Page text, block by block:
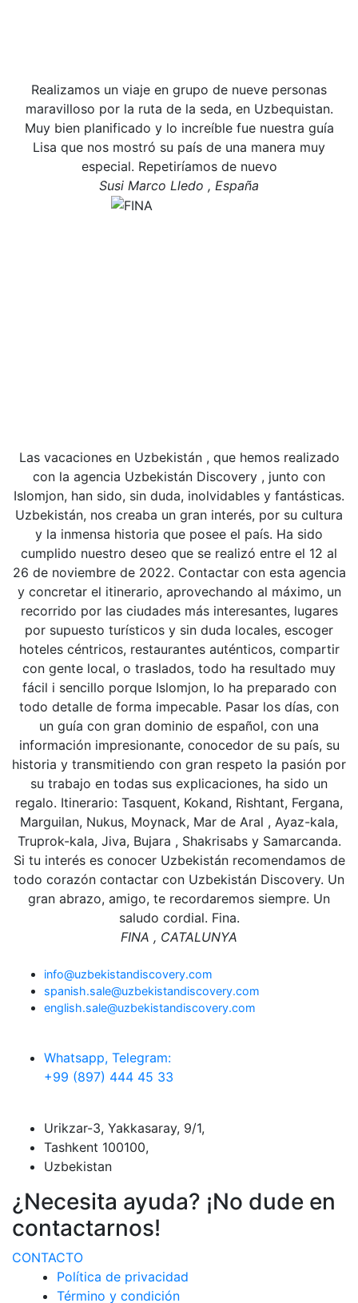
Realizamos un viaje en grupo de nueve personas
maravilloso por la ruta de la seda, en Uzbequistan.
Muy bien planificado y lo increíble fue nuestra guía
Lisa que nos mostró su país de una manera muy
especial. Repetiríamos de nuevo
Susi Marco Lledo , España
Las vacaciones en Uzbekistán , que hemos realizado
con la agencia Uzbekistán Discovery , junto con
Islomjon, han sido, sin duda, inolvidables y fantásticas.
Uzbekistán, nos creaba un gran interés, por su cultura
y la inmensa historia que posee el país. Ha sido
cumplido nuestro deseo que se realizó entre el 12 al
26 de noviembre de 2022. Contactar con esta agencia
y concretar el itinerario, aprovechando al máximo, un
recorrido por las ciudades más interesantes, lugares
por supuesto turísticos y sin duda locales, escoger
hoteles céntricos, restaurantes auténticos, compartir
con gente local, o traslados, todo ha resultado muy
fácil i sencillo porque Islomjon, lo ha preparado con
todo detalle de forma impecable. Pasar los días, con
un guía con gran dominio de español, con una
información impresionante, conocedor de su país, su
historia y transmitiendo con gran respeto la pasión por
su trabajo en todas sus explicaciones, ha sido un
regalo. Itinerario: Tasquent, Kokand, Rishtant, Fergana,
Marguilan, Nukus, Moynack, Mar de Aral , Ayaz-kala,
Truprok-kala, Jiva, Bujara , Shakrisabs y Samarcanda.
Si tu interés es conocer Uzbekistán recomendamos de
todo corazón contactar con Uzbekistán Discovery. Un
gran abrazo, amigo, te recordaremos siempre. Un
saludo cordial. Fina.
FINA , CATALUNYA
info@uzbekistandiscovery.com
spanish.sale@uzbekistandiscovery.com
english.sale@uzbekistandiscovery.com
Whatsapp, Telegram:
+99 (897) 444 45 33
Urikzar-3, Yakkasaray, 9/1,
Tashkent 100100,
Uzbekistan
¿Necesita ayuda? ¡No dude en
contactarnos!
CONTACTO
Política de privacidad
Término y condición